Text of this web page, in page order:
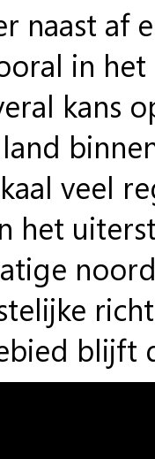
naast af
in
kans
veel
het
blijft